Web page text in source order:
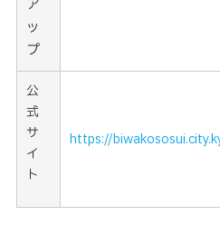
ア
ッ
プ
公
式
サ
イ
ト
https://